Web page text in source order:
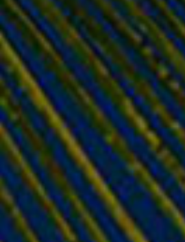
Πρόσθεσε στην λίστα επιθυμιών
Σχετικά προϊόντα
- 21%